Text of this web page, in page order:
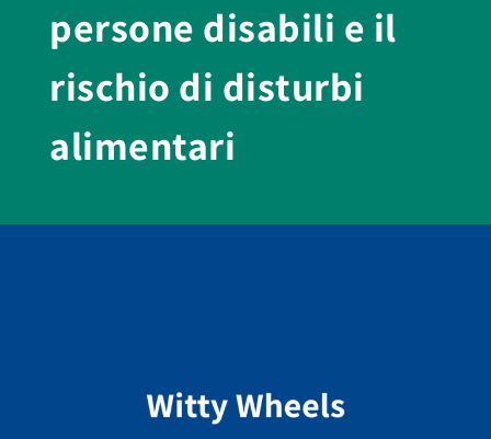
persone disabili e il
rischio di disturbi
alimentari